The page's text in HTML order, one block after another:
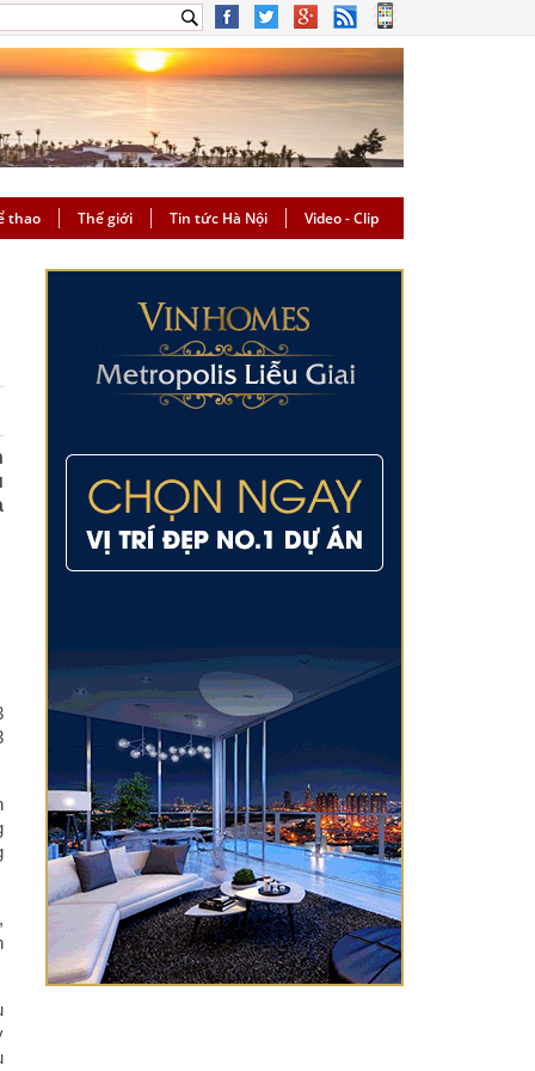
thao Thế giới Tin tức Hà Nội Video - Clip